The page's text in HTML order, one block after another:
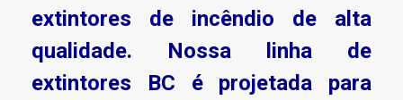
extintores de incêndio de alta
qualidade. Nossa linha de
extintores BC é projetada para